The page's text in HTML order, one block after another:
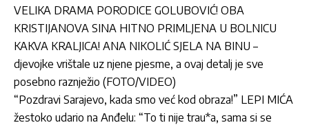
VELIKA DRAMA PORODICE GOLUBOVIĆ! OBA
KRISTIJANOVA SINA HITNO PRIMLJENA U BOLNICU
KAKVA KRALJICA! ANA NIKOLIĆ SJELA NA BINU –
djevojke vrištale uz njene pjesme, a ovaj detalj je sve
posebno raznježio (FOTO/VIDEO)
“Pozdravi Sarajevo, kada smo već kod obraza!” LEPI MIĆA
žestoko udario na Anđelu: “To ti nije trau*a, sama si se